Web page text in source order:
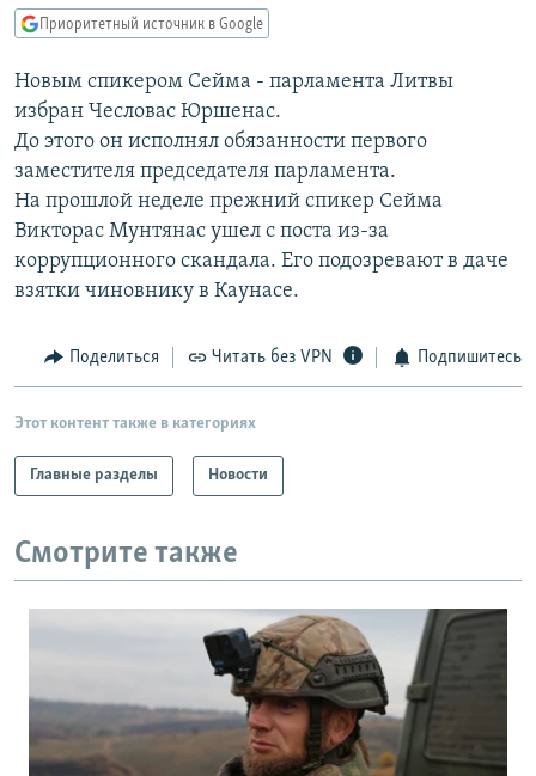
главной
навигации
Вернутся
поиску
IDEL.РЕАЛИИ
КАВКАЗ.РЕАЛИИ
СЕВЕР.РЕАЛИИ
СИБИРЬ.РЕАЛИИ
РАСПИСАНИЕ ВЕЩАНИЯ
ПОДПИШИТЕСЬ НА РАССЫЛКУ
Все сайты РСЕ/РС
Приоритетный источник в Google
Новым спикером Сейма - парламента Литвы
избран Чесловас Юршенас.
До этого он исполнял обязанности первого
заместителя председателя парламента.
На прошлой неделе прежний спикер Сейма
Викторас Мунтянас ушел с поста из-за
коррупционного скандала. Его подозревают в даче
взятки чиновнику в Каунасе.
Поделиться Читать без VPN Подпишитесь
Этот контент также в категориях
Главные разделы Новости
Смотрите также